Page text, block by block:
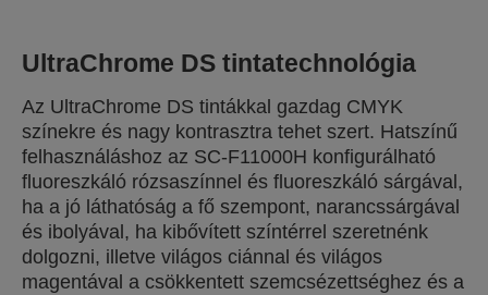
UltraChrome DS tintatechnológia
Az UltraChrome DS tintákkal gazdag CMYK
színekre és nagy kontrasztra tehet szert. Hatszínű
felhasználáshoz az SC-F11000H konfigurálható
fluoreszkáló rózsaszínnel és fluoreszkáló sárgával,
ha a jó láthatóság a fő szempont, narancssárgával
és ibolyával, ha kibővített színtérrel szeretnénk
dolgozni, illetve világos ciánnal és világos
magentával a csökkentett szemcsézettséghez és a